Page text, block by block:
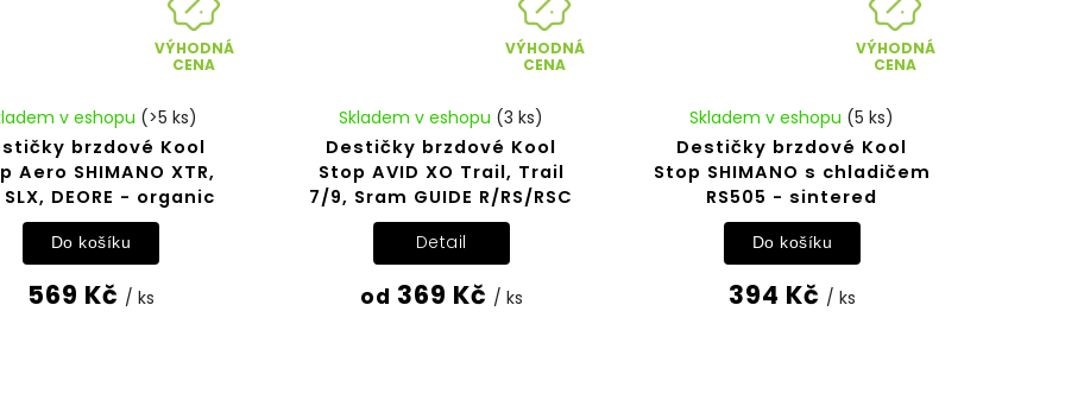
VÝHODNÁ
CENA
brzdové Kool
Aero SHIMANO XTR,
DEORE - organic
v eshopu (>5 ks)
569 Kč / ks
Do košíku
VÝHODNÁ
CENA
Destičky brzdové Kool
Stop AVID XO Trail, Trail
7/9, Sram GUIDE R/RS/RSC
Skladem v eshopu (3 ks)
od 369 Kč / ks
Detail
VÝHODNÁ
CENA
Destičky brzdové Kool
Stop SHIMANO s chladičem
RS505 - sintered
Skladem v eshopu (5 ks)
394 Kč / ks
Do košíku